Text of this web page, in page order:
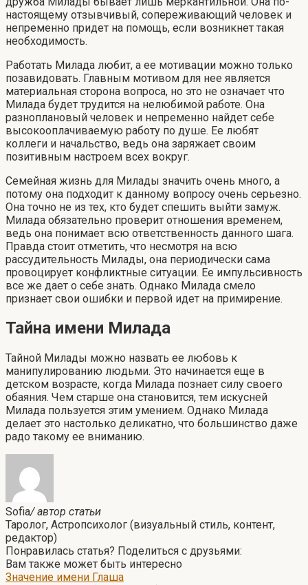
настоящему отзывчивый, сопереживающий человек и
непременно придет на помощь, если возникнет такая
необходимость.
Работать Милада любит, а ее мотивации можно только
позавидовать. Главным мотивом для нее является
материальная сторона вопроса, но это не означает что
Милада будет трудится на нелюбимой работе. Она
разноплановый человек и непременно найдет себе
высокооплачиваемую работу по душе. Ее любят
коллеги и начальство, ведь она заряжает своим
позитивным настроем всех вокруг.
Семейная жизнь для Милады значить очень много, а
потому она подходит к данному вопросу очень серьезно.
Она точно не из тех, кто будет спешить выйти замуж.
Милада обязательно проверит отношения временем,
ведь она понимает всю ответственность данного шага.
Правда стоит отметить, что несмотря на всю
рассудительность Милады, она периодически сама
провоцирует конфликтные ситуации. Ее импульсивность
все же дает о себе знать. Однако Милада смело
признает свои ошибки и первой идет на примирение.
Тайна имени Милада
Тайной Милады можно назвать ее любовь к
манипулированию людьми. Это начинается еще в
детском возрасте, когда Милада познает силу своего
обаяния. Чем старше она становится, тем искусней
Милада пользуется этим умением. Однако Милада
делает это настолько деликатно, что большинство даже
радо такому ее вниманию.
Sofia/ автор статьи
Таролог, Астропсихолог (визуальный стиль, контент,
редактор)
Понравилась статья? Поделиться с друзьями:
Вам также может быть интересно
Значение имени Глаша